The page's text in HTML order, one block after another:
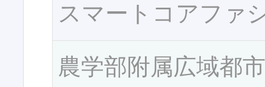
スマートコアファ
農学部附属広域都